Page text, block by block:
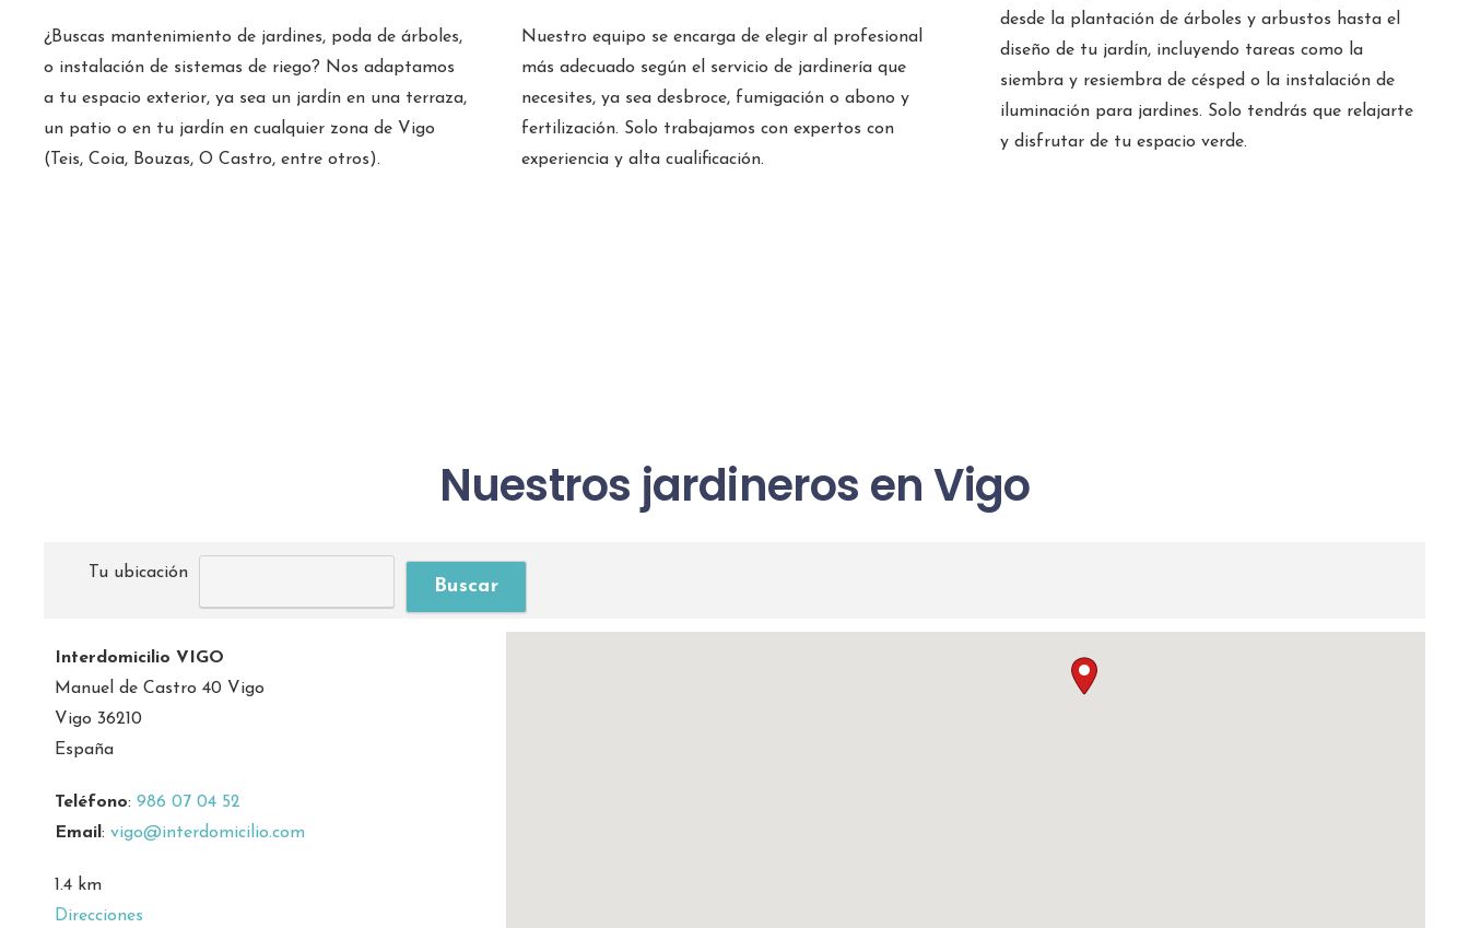
¿Buscas mantenimiento de jardines, poda de árboles,
o instalación de sistemas de riego? Nos adaptamos
a tu espacio exterior, ya sea un jardín en una terraza,
un patio o en tu jardín en cualquier zona de Vigo
(Teis, Coia, Bouzas, O Castro, entre otros).
Nuestro equipo se encarga de elegir al profesional
más adecuado según el servicio de jardinería que
necesites, ya sea desbroce, fumigación o abono y
fertilización. Solo trabajamos con expertos con
experiencia y alta cualificación.
desde la plantación de árboles y arbustos hasta el
diseño de tu jardín, incluyendo tareas como la
siembra y resiembra de césped o la instalación de
iluminación para jardines. Solo tendrás que relajarte
y disfrutar de tu espacio verde.
Nuestros jardineros en Vigo
Tu ubicación
Interdomicilio VIGO
Manuel de Castro 40 Vigo
Vigo 36210
España
Teléfono: 986 07 04 52
Email: vigo@interdomicilio.com
1.4 km
Direcciones